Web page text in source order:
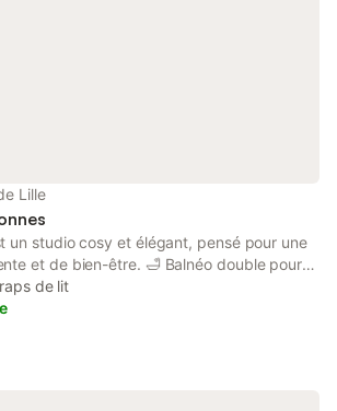
Lille
un studio cosy et élégant, pensé pour une
et de bien-être. 🛁 Balnéo double pour
à deux 🛏️ Lit confortable avec linge et
équipée pour vos repas 📺 TV
d’eau moderne avec douche 🌙
de lit